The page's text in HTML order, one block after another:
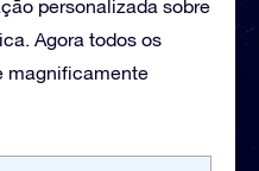
personalizada sobre
Agora todos os
magnificamente